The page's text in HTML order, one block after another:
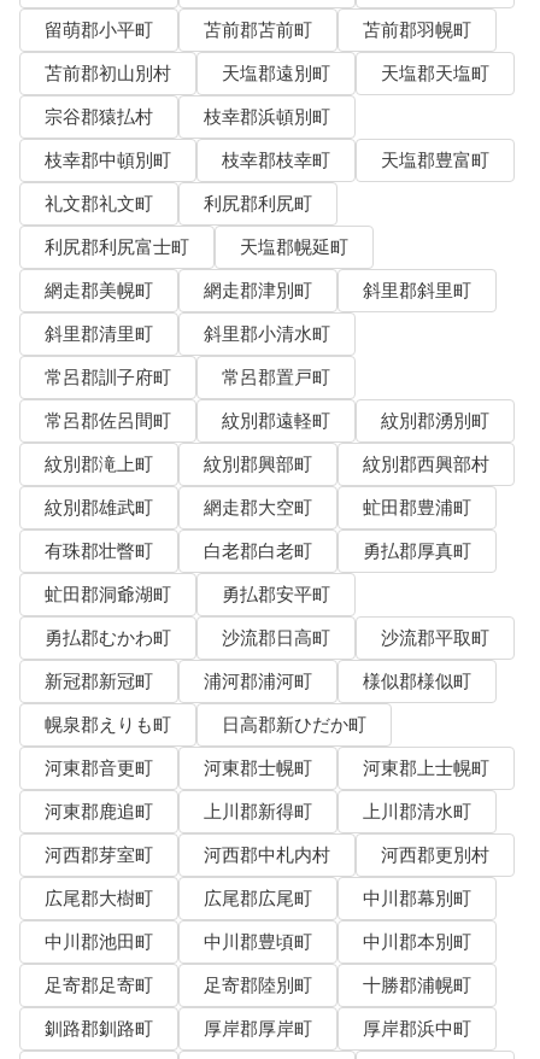
留萌郡小平町
苫前郡苫前町
苫前郡羽幌町
苫前郡初山別村
天塩郡遠別町
天塩郡天塩町
宗谷郡猿払村
枝幸郡浜頓別町
枝幸郡中頓別町
枝幸郡枝幸町
天塩郡豊富町
礼文郡礼文町
利尻郡利尻町
利尻郡利尻富士町
天塩郡幌延町
網走郡美幌町
網走郡津別町
斜里郡斜里町
斜里郡清里町
斜里郡小清水町
常呂郡訓子府町
常呂郡置戸町
常呂郡佐呂間町
紋別郡遠軽町
紋別郡湧別町
紋別郡滝上町
紋別郡興部町
紋別郡西興部村
紋別郡雄武町
網走郡大空町
虻田郡豊浦町
有珠郡壮瞥町
白老郡白老町
勇払郡厚真町
虻田郡洞爺湖町
勇払郡安平町
勇払郡むかわ町
沙流郡日高町
沙流郡平取町
新冠郡新冠町
浦河郡浦河町
様似郡様似町
幌泉郡えりも町
日高郡新ひだか町
河東郡音更町
河東郡士幌町
河東郡上士幌町
河東郡鹿追町
上川郡新得町
上川郡清水町
河西郡芽室町
河西郡中札内村
河西郡更別村
広尾郡大樹町
広尾郡広尾町
中川郡幕別町
中川郡池田町
中川郡豊頃町
中川郡本別町
足寄郡足寄町
足寄郡陸別町
十勝郡浦幌町
釧路郡釧路町
厚岸郡厚岸町
厚岸郡浜中町